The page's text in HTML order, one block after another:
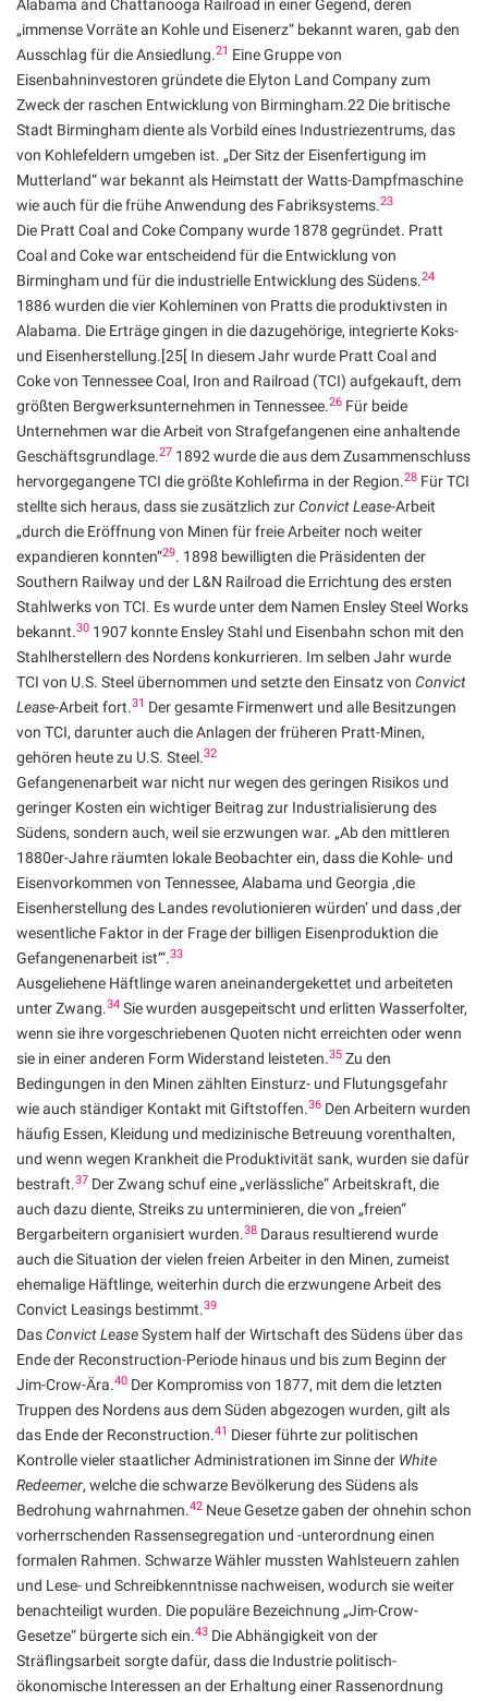
Alabama and Chattanooga Railroad in einer Gegend, deren
„immense Vorräte an Kohle und Eisenerz“ bekannt waren, gab den
Ausschlag für die Ansiedlung.21 Eine Gruppe von
Eisenbahninvestoren gründete die Elyton Land Company zum
Zweck der raschen Entwicklung von Birmingham.22 Die britische
Stadt Birmingham diente als Vorbild eines Industriezentrums, das
von Kohlefeldern umgeben ist. „Der Sitz der Eisenfertigung im
Mutterland“ war bekannt als Heimstatt der Watts-Dampfmaschine
wie auch für die frühe Anwendung des Fabriksystems.23
Die Pratt Coal and Coke Company wurde 1878 gegründet. Pratt
Coal and Coke war entscheidend für die Entwicklung von
Birmingham und für die industrielle Entwicklung des Südens.24
1886 wurden die vier Kohleminen von Pratts die produktivsten in
Alabama. Die Erträge gingen in die dazugehörige, integrierte Koks-
und Eisenherstellung.[25[ In diesem Jahr wurde Pratt Coal and
Coke von Tennessee Coal, Iron and Railroad (TCI) aufgekauft, dem
größten Bergwerksunternehmen in Tennessee.26 Für beide
Unternehmen war die Arbeit von Strafgefangenen eine anhaltende
Geschäftsgrundlage.27 1892 wurde die aus dem Zusammenschluss
hervorgegangene TCI die größte Kohlefirma in der Region.28 Für TCI
stellte sich heraus, dass sie zusätzlich zurConvict Lease-Arbeit
„durch die Eröffnung von Minen für freie Arbeiter noch weiter
expandieren konnten“29. 1898 bewilligten die Präsidenten der
Southern Railway und der L&N Railroad die Errichtung des ersten
Stahlwerks von TCI. Es wurde unter dem Namen Ensley Steel Works
bekannt.30 1907 konnte Ensley Stahl und Eisenbahn schon mit den
Stahlherstellern des Nordens konkurrieren. Im selben Jahr wurde
TCI von U.S. Steel übernommen und setzte den Einsatz von Convict
Lease-Arbeit fort.31 Der gesamte Firmenwert und alle Besitzungen
von TCI, darunter auch die Anlagen der früheren Pratt-Minen,
gehören heute zu U.S. Steel.32
Gefangenenarbeit war nicht nur wegen des geringen Risikos und
geringer Kosten ein wichtiger Beitrag zur Industrialisierung des
Südens, sondern auch, weil sie erzwungen war. „Ab den mittleren
1880er-Jahre räumten lokale Beobachter ein, dass die Kohle- und
Eisenvorkommen von Tennessee, Alabama und Georgia ‚die
Eisenherstellung des Landes revolutionieren würden‘ und dass ‚der
wesentliche Faktor in der Frage der billigen Eisenproduktion die
Gefangenenarbeit ist‘“.33
Ausgeliehene Häftlinge waren aneinandergekettet und arbeiteten
unter Zwang.34 Sie wurden ausgepeitscht und erlitten Wasserfolter,
wenn sie ihre vorgeschriebenen Quoten nicht erreichten oder wenn
sie in einer anderen Form Widerstand leisteten.35 Zu den
Bedingungen in den Minen zählten Einsturz- und Flutungsgefahr
wie auch ständiger Kontakt mit Giftstoffen.36 Den Arbeitern wurden
häufig Essen, Kleidung und medizinische Betreuung vorenthalten,
und wenn wegen Krankheit die Produktivität sank, wurden sie dafür
bestraft.37 Der Zwang schuf eine „verlässliche“ Arbeitskraft, die
auch dazu diente, Streiks zu unterminieren, die von „freien“
Bergarbeitern organisiert wurden.38 Daraus resultierend wurde
auch die Situation der vielen freien Arbeiter in den Minen, zumeist
ehemalige Häftlinge, weiterhin durch die erzwungene Arbeit des
Convict Leasings bestimmt.39
DasConvict LeaseSystem half der Wirtschaft des Südens über das
Ende der Reconstruction-Periode hinaus und bis zum Beginn der
Jim-Crow-Ära.40 Der Kompromiss von 1877, mit dem die letzten
Truppen des Nordens aus dem Süden abgezogen wurden, gilt als
das Ende der Reconstruction.41 Dieser führte zur politischen
Kontrolle vieler staatlicher Administrationen im Sinne der White
Redeemer, welche die schwarze Bevölkerung des Südens als
Bedrohung wahrnahmen.42 Neue Gesetze gaben der ohnehin schon
vorherrschenden Rassensegregation und -unterordnung einen
formalen Rahmen. Schwarze Wähler mussten Wahlsteuern zahlen
und Lese- und Schreibkenntnisse nachweisen, wodurch sie weiter
benachteiligt wurden. Die populäre Bezeichnung „Jim-Crow-
Gesetze“ bürgerte sich ein.43 Die Abhängigkeit von der
Sträflingsarbeit sorgte dafür, dass die Industrie politisch-
ökonomische Interessen an der Erhaltung einer Rassenordnung